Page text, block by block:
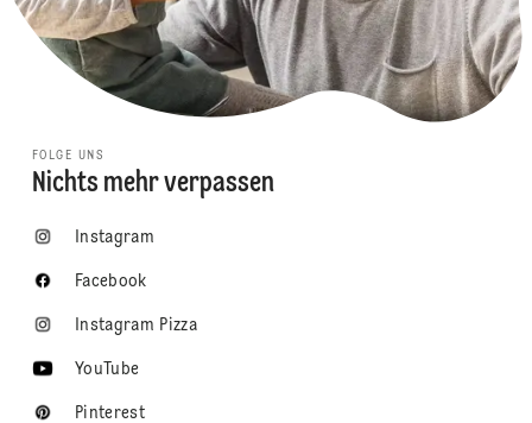
FOLGE UNS
Nichts mehr verpassen
Instagram
Facebook
Instagram Pizza
YouTube
Pinterest